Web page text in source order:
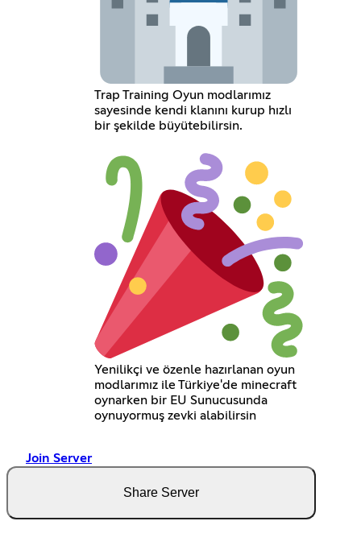
Trap Training Oyun modlarımız
sayesinde kendi klanını kurup hızlı
bir şekilde büyütebilirsin.
Yenilikçi ve özenle hazırlanan oyun
modlarımız ile Türkiye'de minecraft
oynarken bir EU Sunucusunda
oynuyormuş zevki alabilirsin
Join Server
Share Server